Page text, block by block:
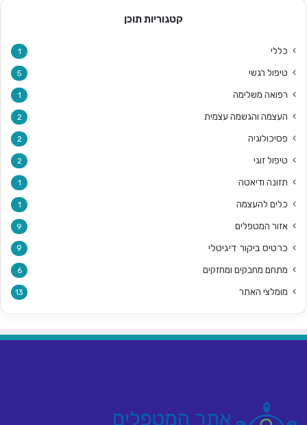
קטגוריות תוכן
כללי 1
טיפול רגשי 5
רפואה משלימה 1
העצמה והגשמה עצמית 2
פסיכולוגיה 2
טיפול זוגי 2
תזונה ודיאטה 1
כלים להעצמה 1
אזור המטפלים 9
כרטיס ביקור דיגיטלי 9
מתחם מחבקים ומחזקים 6
מומלצי האתר 13